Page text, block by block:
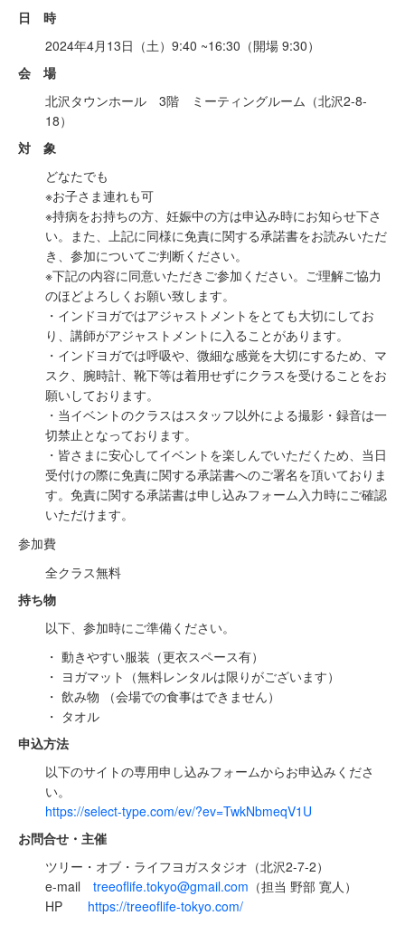
日 時
2024年4月13日（土）9:40 ~16:30（開場 9:30）
会 場
北沢タウンホール 3階 ミーティングルーム（北沢2-8-
18）
対 象
どなたでも
※お子さま連れも可
※持病をお持ちの方、妊娠中の方は申込み時にお知らせ下さ
い。また、上記に同様に免責に関する承諾書をお読みいただ
き、参加についてご判断ください。
※下記の内容に同意いただきご参加ください。ご理解ご協力
のほどよろしくお願い致します。
・インドヨガではアジャストメントをとても大切にしてお
り、講師がアジャストメントに入ることがあります。
・インドヨガでは呼吸や、微細な感覚を大切にするため、マ
スク、腕時計、靴下等は着用せずにクラスを受けることをお
願いしております。
・当イベントのクラスはスタッフ以外による撮影・録音は一
切禁止となっております。
・皆さまに安心してイベントを楽しんでいただくため、当日
受付けの際に免責に関する承諾書へのご署名を頂いておりま
す。免責に関する承諾書は申し込みフォーム入力時にご確認
いただけます。
参加費
全クラス無料
持ち物
以下、参加時にご準備ください。
・ 動きやすい服装（更衣スペース有）
・ ヨガマット（無料レンタルは限りがございます）
・ 飲み物 （会場での食事はできません）
・ タオル
申込方法
以下のサイトの専用申し込みフォームからお申込みくださ
い。
https://select-type.com/ev/?ev=TwkNbmeqV1U
お問合せ・主催
ツリー・オブ・ライフヨガスタジオ（北沢2-7-2）
e-mail treeoflife.tokyo@gmail.com （担当 野部 寛人）
HP https://treeoflife-tokyo.com/